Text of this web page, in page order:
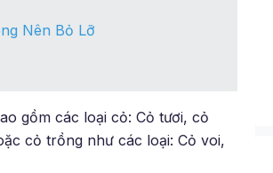
Nên Bỏ Lỡ
gồm các loại cỏ: Cỏ tươi, cỏ
cỏ trồng như các loại: Cỏ voi,